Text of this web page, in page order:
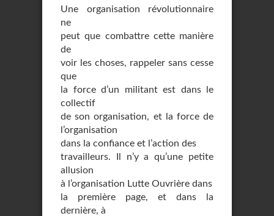
Une organisation révolutionnaire
ne
peut que combattre cette manière
de
voir les choses, rappeler sans cesse
que
la force d’un militant est dans le
collectif
de son organisation, et la force de
l’organisation
dans la confiance et l’action des
travailleurs. Il n’y a qu’une petite
allusion
à l’organisation Lutte Ouvrière dans
la première page, et dans la
dernière, à